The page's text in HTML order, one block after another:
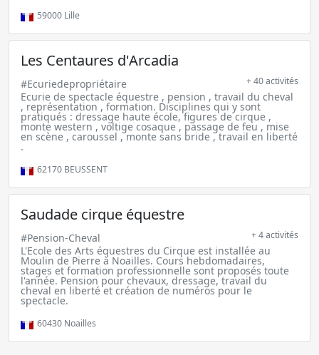
59000 Lille
Les Centaures d'Arcadia
#Ecuriedepropriétaire + 40 activités
Ecurie de spectacle équestre , pension , travail du cheval
, représentation , formation. Disciplines qui y sont
pratiqués : dressage haute école, figures de cirque ,
monte western , voltige cosaque , passage de feu , mise
en scène , caroussel , monte sans bride , travail en liberté
.
62170 BEUSSENT
Saudade cirque équestre
#Pension-Cheval + 4 activités
L'Ecole des Arts équestres du Cirque est installée au
Moulin de Pierre à Noailles. Cours hebdomadaires,
stages et formation professionnelle sont proposés toute
l'année. Pension pour chevaux, dressage, travail du
cheval en liberté et création de numéros pour le
spectacle.
60430 Noailles